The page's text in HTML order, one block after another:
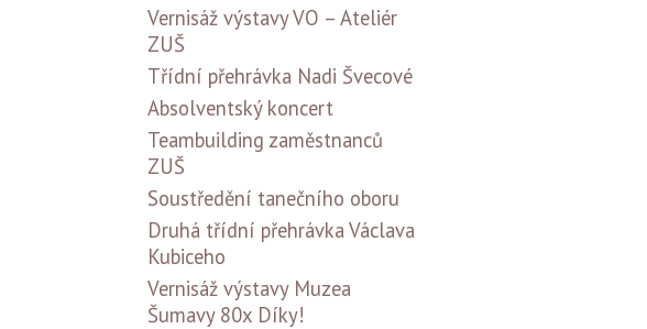
Vernisáž výstavy VO – Ateliér
ZUŠ
Třídní přehrávka Nadi Švecové
Absolventský koncert
Teambuilding zaměstnanců
ZUŠ
Soustředění tanečního oboru
Druhá třídní přehrávka Václava
Kubiceho
Vernisáž výstavy Muzea
Šumavy 80x Díky!